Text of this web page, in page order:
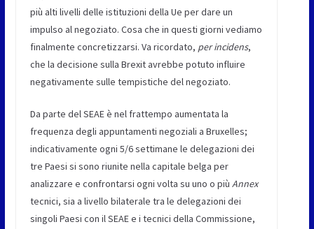
più alti livelli delle istituzioni della Ue per dare un
impulso al negoziato. Cosa che in questi giorni vediamo
finalmente concretizzarsi. Va ricordato, per incidens,
che la decisione sulla Brexit avrebbe potuto influire
negativamente sulle tempistiche del negoziato.
Da parte del SEAE è nel frattempo aumentata la
frequenza degli appuntamenti negoziali a Bruxelles;
indicativamente ogni 5/6 settimane le delegazioni dei
tre Paesi si sono riunite nella capitale belga per
analizzare e confrontarsi ogni volta su uno o più Annex
tecnici, sia a livello bilaterale tra le delegazioni dei
singoli Paesi con il SEAE e i tecnici della Commissione,